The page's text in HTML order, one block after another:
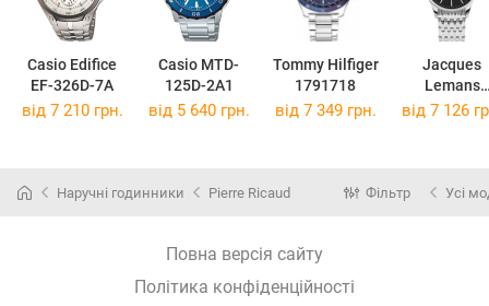
Casio Edifice
EF-326D-7A
Casio MTD-
125D-2A1
Tommy Hilfiger
1791718
Jacques
Lemans
London 1-
від 7 210 грн. від 5 640 грн. від 7 349 грн. від 7 126
Наручні годинники Pierre Ricaud Фільтр Усі
Повна версія сайту
Політика конфіденційності